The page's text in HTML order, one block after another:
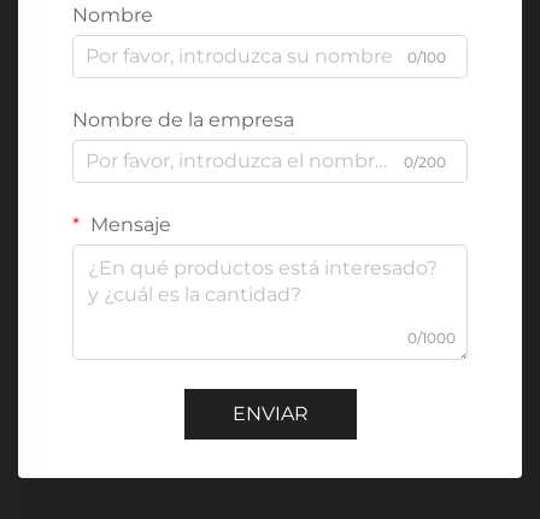
Nombre
0/100
Nombre de la empresa
0/200
Mensaje
0/1000
ENVIAR